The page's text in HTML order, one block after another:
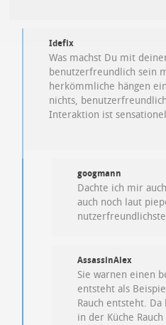
Idefix
Was machst Du mit
benutzerfreundlich sein
herkömmliche hängen
nichts,
Interaktion ist
googmann
Dachte ich mir
auch noch laut
AssassinAlex
Sie warnen einen
entsteht als
Rauch entsteht.
in der Küche